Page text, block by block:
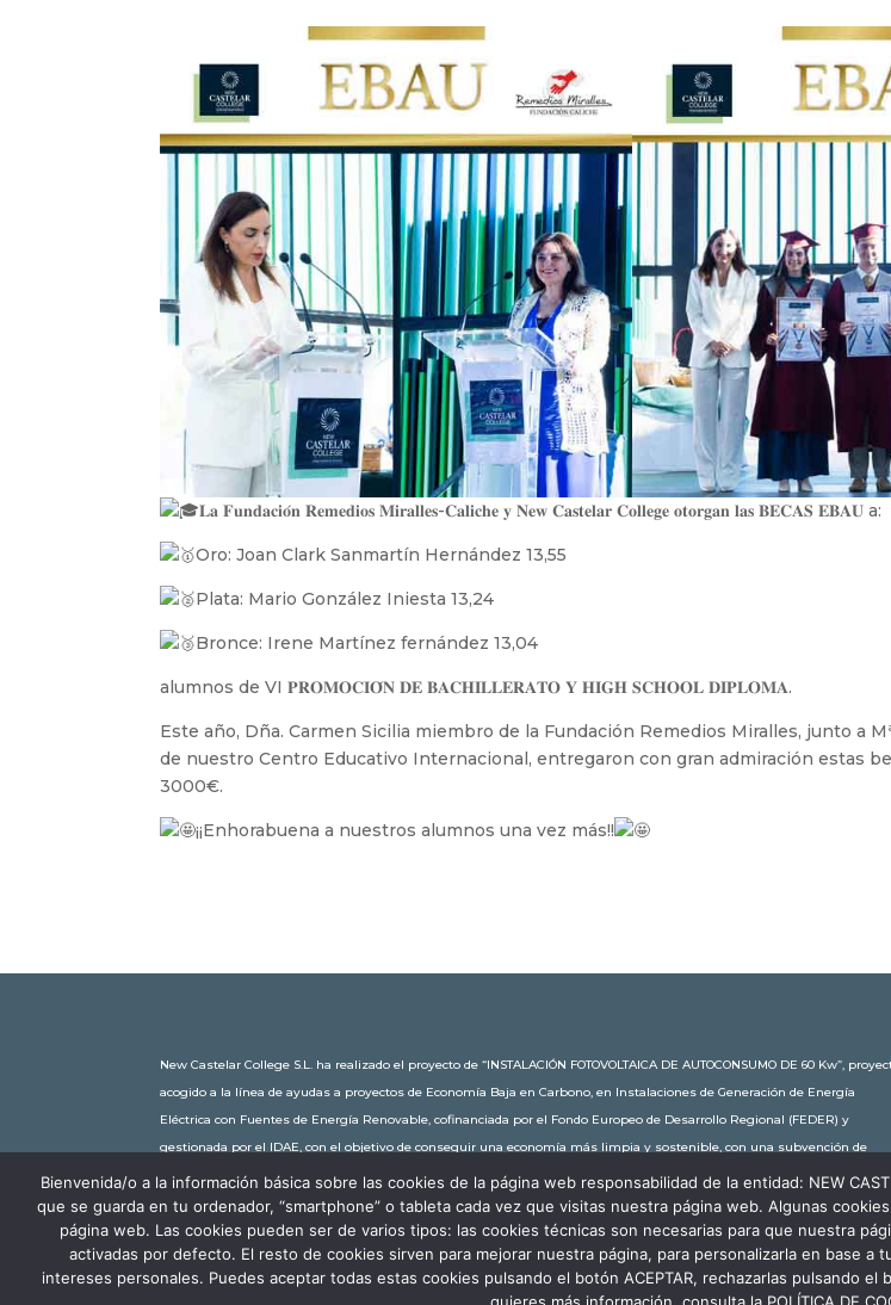
𝐋𝐚 𝐅𝐮𝐧𝐝𝐚𝐜𝐢𝐨́𝐧 𝐑𝐞𝐦𝐞𝐝𝐢𝐨𝐬 𝐌𝐢𝐫𝐚𝐥𝐥𝐞𝐬-𝐂𝐚𝐥𝐢𝐜𝐡𝐞 𝐲 𝐍𝐞𝐰 𝐂𝐚𝐬𝐭𝐞𝐥𝐚𝐫 𝐂𝐨𝐥𝐥𝐞𝐠𝐞 𝐨𝐭𝐨𝐫𝐠𝐚𝐧 𝐥𝐚𝐬 𝐁𝐄𝐂𝐀𝐒 𝐄𝐁𝐀𝐔 a:
Oro: Joan Clark Sanmartín Hernández 13,55
Plata: Mario González Iniesta 13,24
Bronce: Irene Martínez fernández 13,04
alumnos de VI 𝐏𝐑𝐎𝐌𝐎𝐂𝐈𝐎́𝐍 𝐃𝐄 𝐁𝐀𝐂𝐇𝐈𝐋𝐋𝐄𝐑𝐀𝐓𝐎 𝐘 𝐇𝐈𝐆𝐇 𝐒𝐂𝐇𝐎𝐎𝐋 𝐃𝐈𝐏𝐋𝐎𝐌𝐀.
Esteaño, Dña. Carmen Sicilia miembro de la Fundación Remedios Miralles, junto a
de nuestro Centro Educativo Internacional, entregaron con gran admiración estas
3000€.
¡¡Enhorabuena a nuestros alumnos una vez más!!
New Castelar College S.L. ha realizado el proyecto de “INSTALACIÓN FOTOVOLTAICA DE AUTOCONSUMO DE 60 Kw”,
acogido a la línea de ayudas a proyectos de Economía Baja en Carbono, en Instalaciones de Generación de Energía
Eléctrica con Fuentes de Energía Renovable, cofinanciada por el Fondo Europeo de Desarrollo Regional (FEDER) y
gestionada por el IDAE, con el objetivo de conseguir una economía más limpia y sostenible, con una subvención de
30.245,63€. Con una potencia instalada de 60kW, la comunidad educativa de New Castelar ahorra al planeta 34,79
toneladas de CO2 al año, lo que equivale a recorrer 116.677 km en coche o plantar 116 árboles al año.
Bienvenida/o a la información básica sobre las cookies de la página web responsabilidad de la entidad: NEW
que se guarda en tu ordenador, “smartphone” o tableta cada vez que visitas nuestra página web. Algunas
página web. Las cookies pueden ser de varios tipos: las cookies técnicas son necesarias para que nuestra
activadas por defecto. El resto de cookies sirven para mejorar nuestra página, para personalizarla en base
intereses personales. Puedes aceptar todas estas cookies pulsando el botón ACEPTAR, rechazarlas pulsando el